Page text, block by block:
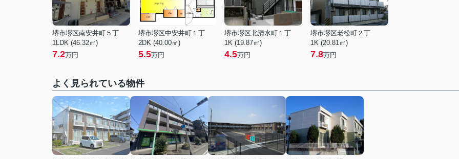
堺市堺区南安井町５丁
1LDK (46.32㎡)
7.2万円
堺市堺区中安井町１丁
2DK (40.00㎡)
5.5万円
堺市堺区北清水町１丁
1K (19.87㎡)
4.5万円
堺市堺区老松町２丁
1K (20.81㎡)
7.8万円
よく見られている物件